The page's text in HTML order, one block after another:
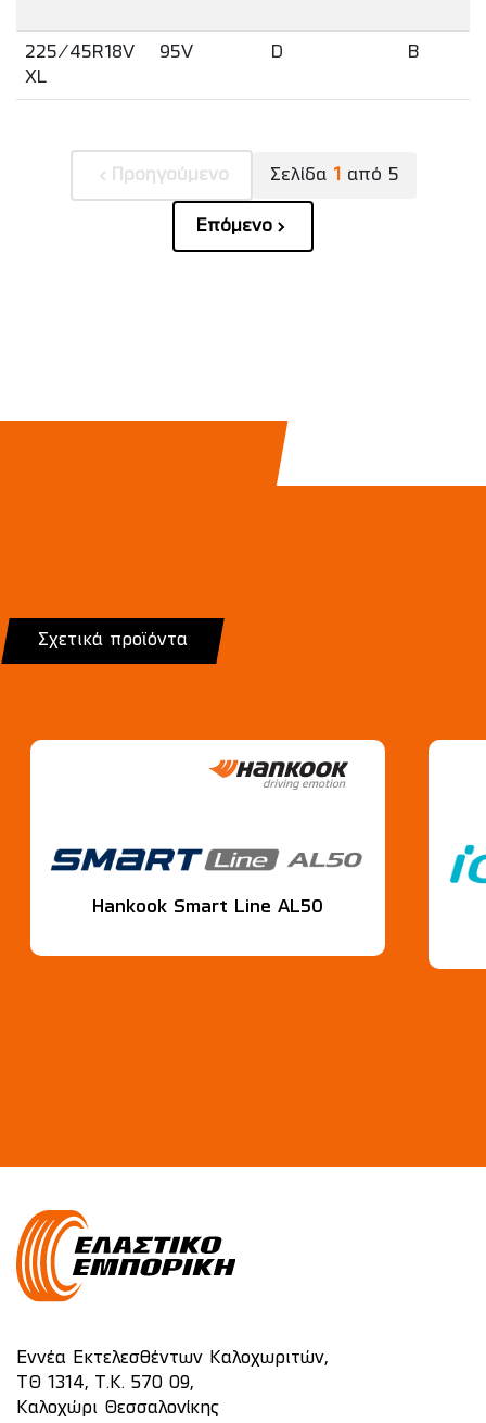
225/45R18V
XL
95V D B
Προηγούμενο Σελίδα 1 από 5
Επόμενο
Σχετικά προϊόντα
Hankook Smart Line AL50
Εννέα Εκτελεσθέντων Καλοχωριτών,
ΤΘ 1314, Τ.Κ. 570 09,
Καλοχώρι Θεσσαλονίκης